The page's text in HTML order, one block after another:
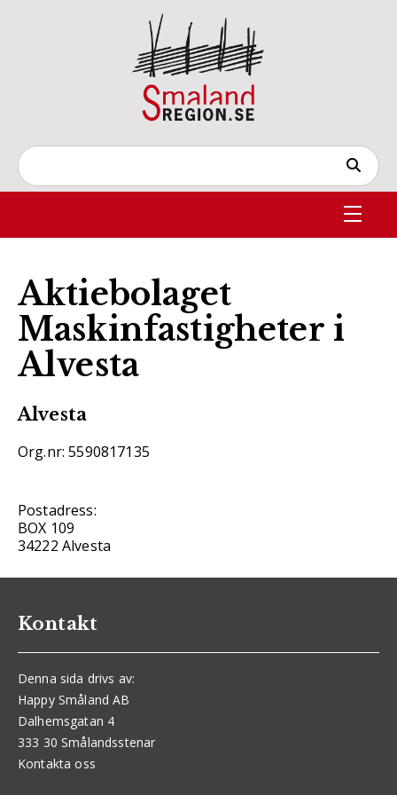
Aktiebolaget
Maskinfastigheter i
Alvesta
Alvesta
Org.nr: 5590817135
Postadress:
BOX 109
34222 Alvesta
Kontakt
Denna sida drivs av:
Happy Småland AB
Dalhemsgatan 4
333 30 Smålandsstenar
Kontakta oss